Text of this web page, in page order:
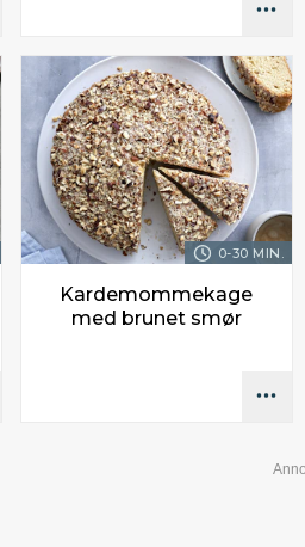
0-30 MIN.
Kardemommekage
med brunet smør